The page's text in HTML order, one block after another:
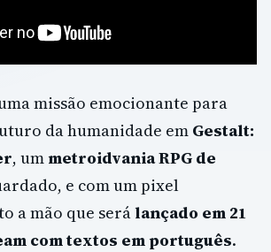
missão emocionante para
da humanidade em Gestalt:
, ummetroidvania RPG de
e com um pixel
a mão que serálançado em 21
com textos em português.